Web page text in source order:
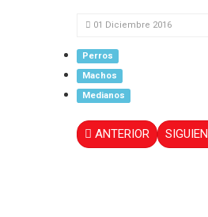
01 Diciembre 2016
Perros
Machos
Medianos
ANTERIOR